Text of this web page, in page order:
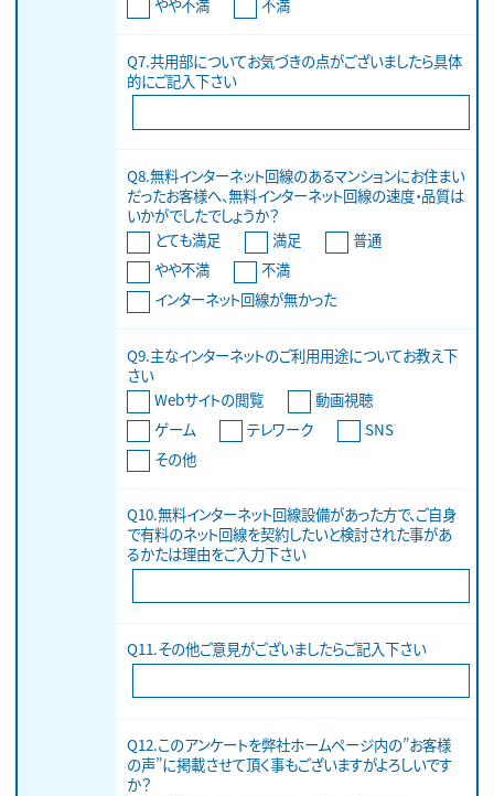
やや不満 不満
Q7.共用部についてお気づきの点がございましたら具体
的にご記入下さい
Q8.無料インターネット回線のあるマンションにお住まい
だったお客様へ、無料インターネット回線の速度・品質は
いかがでしたでしょうか？
とても満足
満足
普通
やや不満
不満
インターネット回線が無かった
Q9.主なインターネットのご利用用途についてお教え下
さい
Webサイトの閲覧
動画視聴
ゲーム
テレワーク
SNS
その他
Q10.無料インターネット回線設備があった方で、ご自身
で有料のネット回線を契約したいと検討された事があ
るかたは理由をご入力下さい
Q11.その他ご意見がございましたらご記入下さい
Q12.このアンケートを弊社ホームページ内の”お客様
の声”に掲載させて頂く事もございますがよろしいです
か？